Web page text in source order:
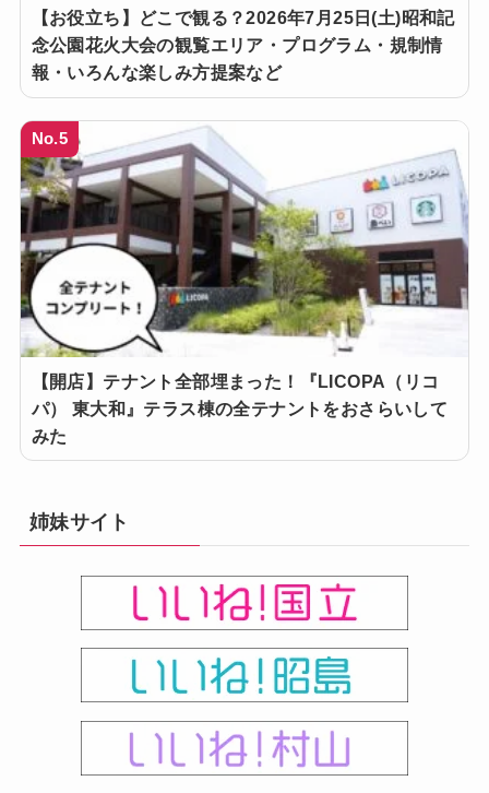
【お役立ち】どこで観る？2026年7月25日(土)昭和記
念公園花火大会の観覧エリア・プログラム・規制情
報・いろんな楽しみ方提案など
No.5
【開店】テナント全部埋まった！『LICOPA（リコ
パ） 東大和』テラス棟の全テナントをおさらいして
みた
姉妹サイト